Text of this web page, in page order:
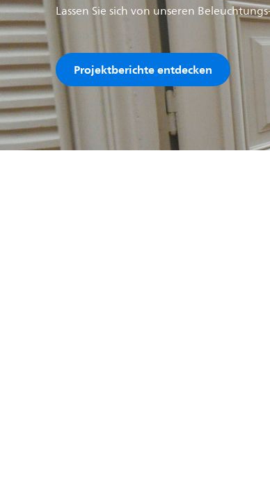
Lassen Sie sich von unseren
Projektberichte entdecken